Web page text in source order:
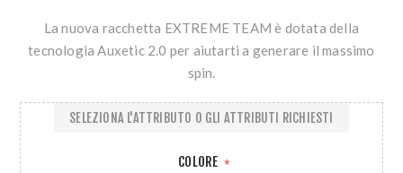
La nuova racchetta EXTREME TEAM è dotata della
tecnologia Auxetic 2.0 per aiutarti a generare il massimo
spin.
COLORE *
SELEZIONA L'ATTRIBUTO O GLI ATTRIBUTI RICHIESTI